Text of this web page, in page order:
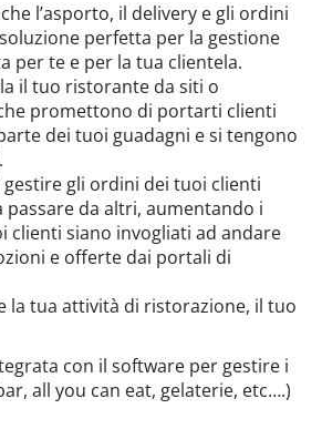
l’asporto, il delivery e gli ordini
perfetta per la gestione
per te e per la tua clientela.
il tuo ristorante da siti o
promettono di portarti clienti
dei tuoi guadagni e si tengono
gli ordini dei tuoi clienti
da altri, aumentando i
clienti siano invogliati ad andare
e offerte dai portali di
la tua attività di ristorazione, il tuo
con il software per gestire i
all you can eat, gelaterie, etc….)